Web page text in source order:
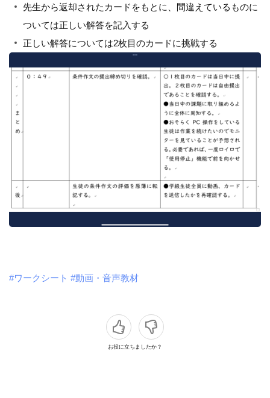
先生から返却されたカードをもとに、間違えているものに
ついては正しい解答を記入する
正しい解答については2枚目のカードに挑戦する
#ワークシート #動画・音声教材
お役に立ちましたか？